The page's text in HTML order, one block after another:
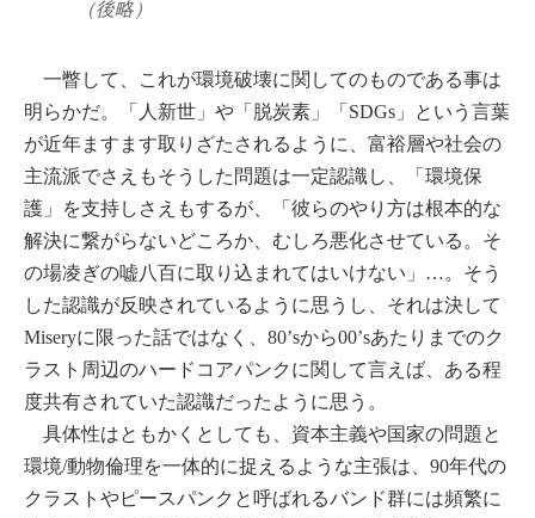
（後略）
一瞥して、これが環境破壊に関してのものである事は
明らかだ。「人新世」や「脱炭素」「SDGs」という言葉
が近年ますます取りざたされるように、富裕層や社会の
主流派でさえもそうした問題は一定認識し、「環境保
護」を支持しさえもするが、「彼らのやり方は根本的な
解決に繋がらないどころか、むしろ悪化させている。そ
の場凌ぎの嘘八百に取り込まれてはいけない」…。そう
した認識が反映されているように思うし、それは決して
Miseryに限った話ではなく、80’sから00’sあたりまでのク
ラスト周辺のハードコアパンクに関して言えば、ある程
度共有されていた認識だったように思う。
具体性はともかくとしても、資本主義や国家の問題と
環境/動物倫理を一体的に捉えるような主張は、90年代の
クラストやピースパンクと呼ばれるバンド群には頻繁に